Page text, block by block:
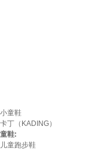
小童鞋
卡丁（KADING）
童鞋:
儿童跑步鞋